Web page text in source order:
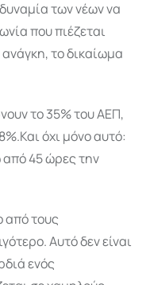
των νέων να
που πιέζεται
το δικαίωμα
το 35% του ΑΕΠ,
όχι μόνο αυτό:
45 ώρες την
από τους
Αυτό δεν είναι
ενός